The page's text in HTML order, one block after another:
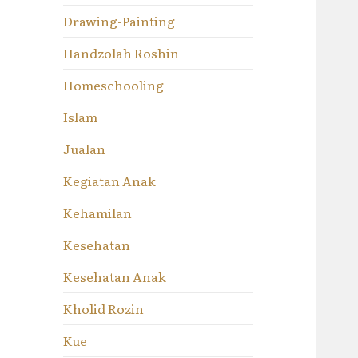
Drawing-Painting
Handzolah Roshin
Homeschooling
Islam
Jualan
Kegiatan Anak
Kehamilan
Kesehatan
Kesehatan Anak
Kholid Rozin
Kue